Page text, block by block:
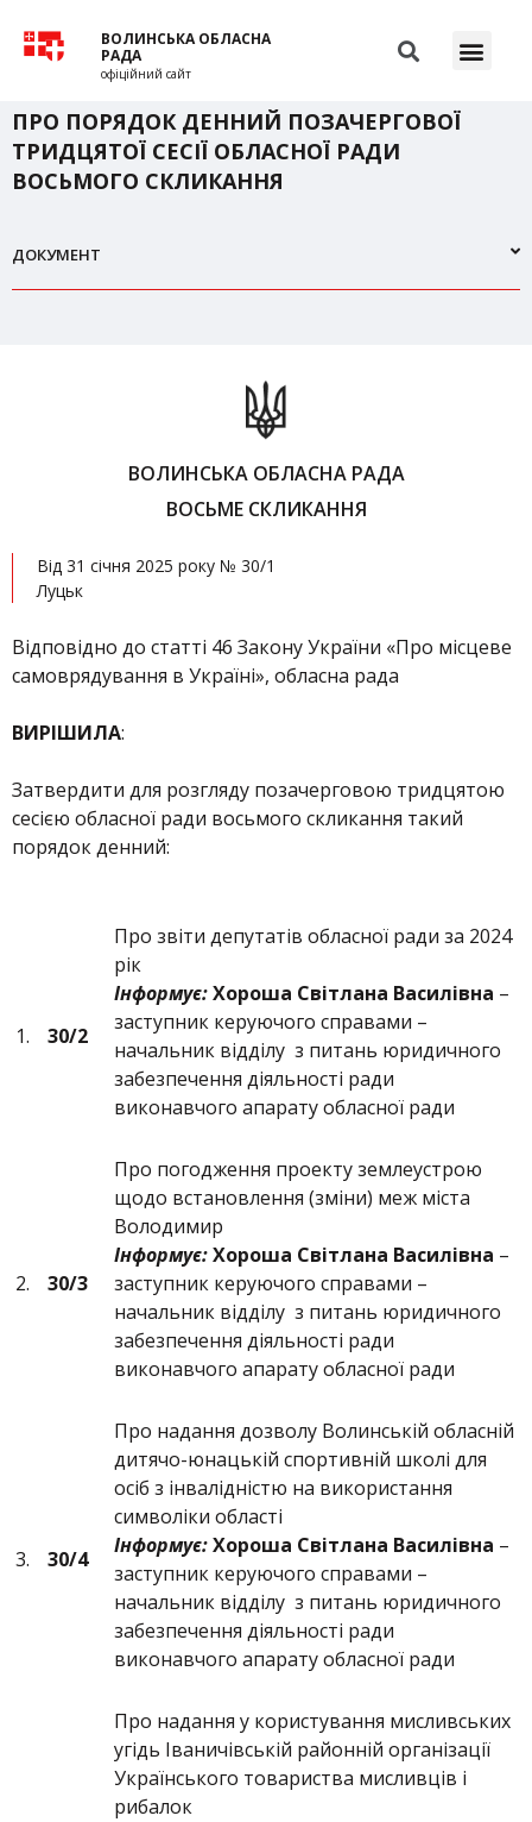
ВОЛИНСЬКА ОБЛАСНА
РАДА
офіційний сайт
ПРО ПОРЯДОК ДЕННИЙ ПОЗАЧЕРГОВОЇ
ТРИДЦЯТОЇ СЕСІЇ ОБЛАСНОЇ РАДИ
ВОСЬМОГО СКЛИКАННЯ
ДОКУМЕНТ
ВОЛИНСЬКА ОБЛАСНА РАДА
ВОСЬМЕ СКЛИКАННЯ
Від 31 січня 2025 року № 30/1
Луцьк
Відповідно до статті 46 Закону України «Про місцеве
самоврядування в Україні», обласна рада
ВИРІШИЛА:
Затвердити для розгляду позачерговою тридцятою
сесією обласної ради восьмого скликання такий
порядок денний:
1. 30/2
Про звіти депутатів обласної ради за 2024
рік
Інформує:Хороша Світлана Василівна –
заступник керуючого справами –
начальник відділу з питань юридичного
забезпечення діяльності ради
виконавчого апарату обласної ради
2. 30/3
Про погодження проекту землеустрою
щодо встановлення (зміни) меж міста
Володимир
Інформує:Хороша Світлана Василівна –
заступник керуючого справами –
начальник відділу з питань юридичного
забезпечення діяльності ради
виконавчого апарату обласної ради
3. 30/4
Про надання дозволу Волинській обласній
дитячо-юнацькій спортивній школі для
осіб з інвалідністю на використання
символіки області
Інформує:Хороша Світлана Василівна –
заступник керуючого справами –
начальник відділу з питань юридичного
забезпечення діяльності ради
виконавчого апарату обласної ради
Про надання у користування мисливських
угідь Іваничівській районній організації
Українського товариства мисливців і
рибалок